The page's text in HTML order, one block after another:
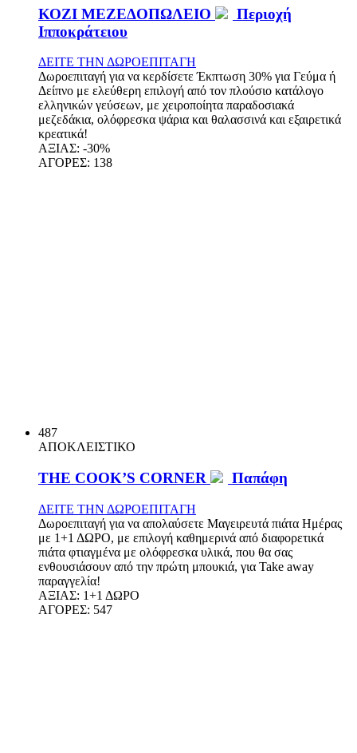
ΚΟΖΙ ΜΕΖΕΔΟΠΩΛΕΙΟ
Περιοχή
Ιπποκράτειου
ΔΕΙΤΕ ΤΗΝ ΔΩΡΟΕΠΙΤΑΓΗ
Δωροεπιταγή για να κερδίσετε Έκπτωση 30% για Γεύμα ή
Δείπνο με ελεύθερη επιλογή από τον πλούσιο κατάλογο
ελληνικών γεύσεων, με χειροποίητα παραδοσιακά
μεζεδάκια, ολόφρεσκα ψάρια και θαλασσινά και εξαιρετικά
κρεατικά!
ΑΞΙΑΣ: -30%
ΑΓΟΡΕΣ: 138
487
ΑΠΟΚΛΕΙΣΤΙΚΟ
THE COOK’S CORNER Παπάφη
ΔΕΙΤΕ ΤΗΝ ΔΩΡΟΕΠΙΤΑΓΗ
Δωροεπιταγή για να απολαύσετε Μαγειρευτά πιάτα Ημέρας
με 1+1 ΔΩΡΟ, με επιλογή καθημερινά από διαφορετικά
πιάτα φτιαγμένα με ολόφρεσκα υλικά, που θα σας
ενθουσιάσουν από την πρώτη μπουκιά, για Take away
παραγγελία!
ΑΞΙΑΣ: 1+1 ΔΩΡΟ
ΑΓΟΡΕΣ: 547